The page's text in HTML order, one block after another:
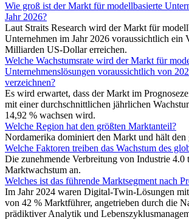
Wie groß ist der Markt für modellbasierte
Jahr 2026?
Laut Straits Research wird der Markt für
Unternehmen im Jahr 2026 voraussichtlich ein
Milliarden US-Dollar erreichen.
Welche Wachstumsrate wird der Markt für
Unternehmenslösungen voraussichtlich von
verzeichnen?
Es wird erwartet, dass der Markt im
mit einer durchschnittlichen jährlichen
14,92 % wachsen wird.
Welche Region hat den größten Marktanteil?
Nordamerika dominiert den Markt und hält
Welche Faktoren treiben das Wachstum des
Die zunehmende Verbreitung von Industrie 4.0
Marktwachstum an.
Welches ist das führende Marktsegment nach
Im Jahr 2024 waren Digital-Twin-Lösungen
von 42 % Marktführer, angetrieben durch die
prädiktiver Analytik und